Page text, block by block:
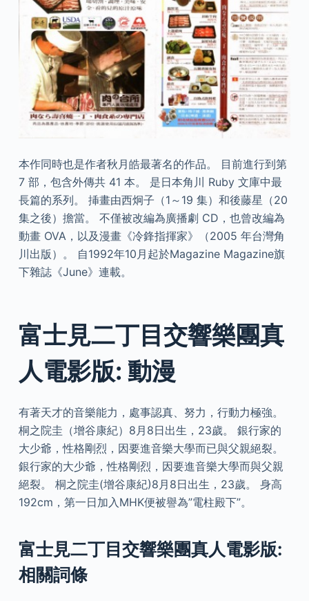
本作同時也是作者秋月皓最著名的作品。 目前進行到第
7 部，包含外傳共 41 本。 是日本角川 Ruby 文庫中最
長篇的系列。 挿畫由西炯子（1～19 集）和後藤星（20
集之後）擔當。 不僅被改編為廣播劇 CD，也曾改編為
動畫 OVA，以及漫畫《冷鋒指揮家》（2005 年台灣角
川出版）。 自1992年10月起於Magazine Magazine旗
下雜誌《June》連載。
富士見二丁目交響樂團真
人電影版: 動漫
有著天才的音樂能力，處事認真、努力，行動力極強。
桐之院圭（增谷康紀）8月8日出生，23歲。 銀行家的
大少爺，性格剛烈，因要進音樂大學而已與父親絕裂。
銀行家的大少爺，性格剛烈，因要進音樂大學而與父親
絕裂。 桐之院圭(增谷康紀)8月8日出生，23歲。 身高
192cm，第一日加入MHK便被譽為”電柱殿下”。
富士見二丁目交響樂團真人電影版:
相關詞條